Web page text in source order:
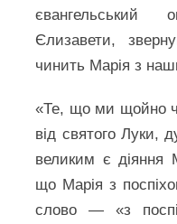
євангельський
Єлизавети,
чинить Марія з
«Те, що ми щойно
від святого Луки,
великим є діяння
що Марія з
слово — «з